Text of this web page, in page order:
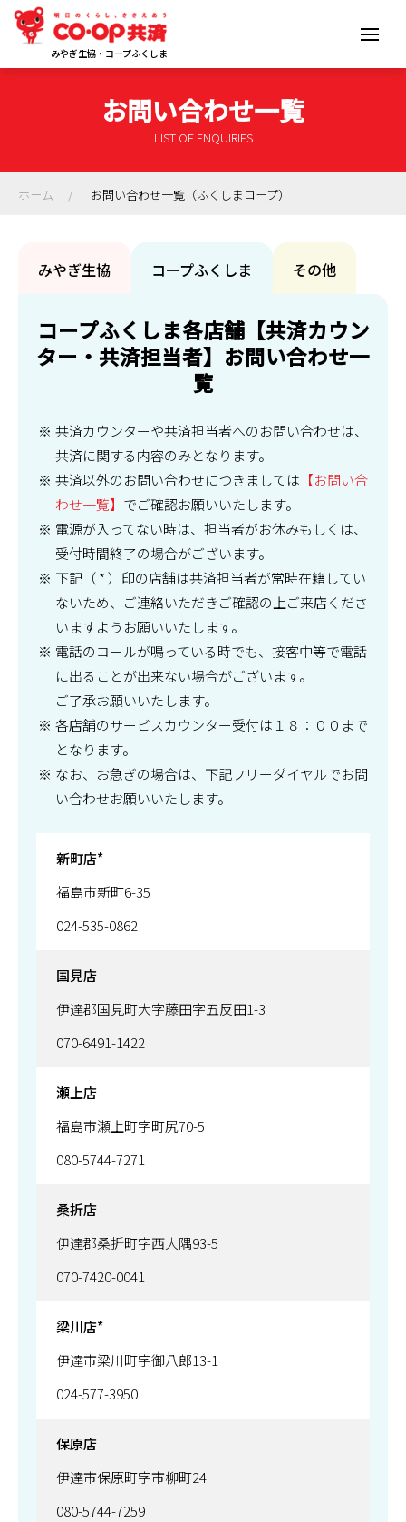
みやぎ生協・コープふくしま
お問い合わせ一覧
LIST OF ENQUIRIES
ホーム お問い合わせ一覧（ふくしまコープ）
みやぎ生協 コープふくしま その他
コープふくしま各店舗【共済カウン
ター・共済担当者】お問い合わせ一
覧
共済カウンターや共済担当者へのお問い合わせは、
共済に関する内容のみとなります。
共済以外のお問い合わせにつきましては 【お問い合
わせ一覧】 でご確認お願いいたします。
電源が入ってない時は、担当者がお休みもしくは、
受付時間終了の場合がございます。
下記（ * ）印の店舗は共済担当者が常時在籍してい
ないため、ご連絡いただきご確認の上ご来店くださ
いますようお願いいたします。
電話のコールが鳴っている時でも、接客中等で電話
に出ることが出来ない場合がございます。
ご了承お願いいたします。
各店舗のサービスカウンター受付は１８：００まで
となります。
なお、お急ぎの場合は、下記フリーダイヤルでお問
い合わせお願いいたします。
新町店*
福島市新町6-35
024-535-0862
国見店
伊達郡国見町大字藤田字五反田1-3
070-6491-1422
瀬上店
福島市瀬上町字町尻70-5
080-5744-7271
桑折店
伊達郡桑折町字西大隅93-5
070-7420-0041
梁川店*
伊達市梁川町字御八郎13-1
024-577-3950
保原店
伊達市保原町字市柳町24
080-5744-7259